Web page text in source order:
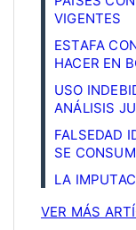
VIGENTES
ESTAFA
HACER EN
USO
ANÁLISIS
FALSEDAD
SE
LA
VER MÁS